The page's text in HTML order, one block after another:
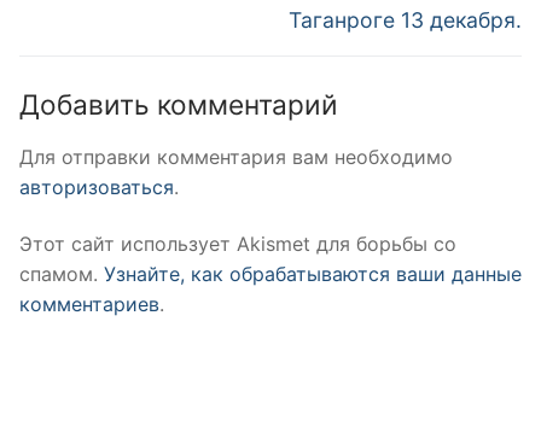
Таганроге 13 декабря.
Добавить комментарий
Для отправки комментария вам необходимо
авторизоваться.
Этот сайт использует Akismet для борьбы со
спамом. Узнайте, как обрабатываются ваши данные
комментариев.